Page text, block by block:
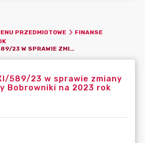
PRZEDMIOTOWE
FINANSE
UCHWAŁA NR LXI/589/23 W SPRAWIE ZMIANY BUDŻETU GMINY BOBROWNIKI NA 2023 ROK
589/23 w sprawie zmiany
Bobrowniki na 2023 rok